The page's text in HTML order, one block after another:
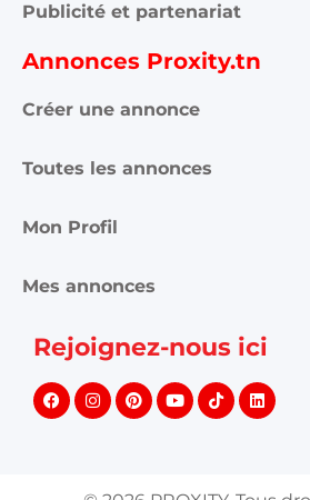
Publicité et partenariat
Annonces Proxity.tn
Créer une annonce
Toutes les annonces
Mon Profil
Mes annonces
Rejoignez-nous ici